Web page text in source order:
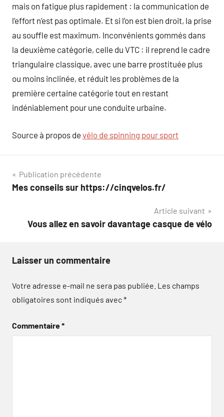
mais on fatigue plus rapidement : la communication de
l’effort n’est pas optimale. Et si l’on est bien droit, la prise
au souffle est maximum. Inconvénients gommés dans
la deuxième catégorie, celle du VTC : il reprend le cadre
triangulaire classique, avec une barre prostituée plus
ou moins inclinée, et réduit les problèmes de la
première certaine catégorie tout en restant
indéniablement pour une conduite urbaine.
Source à propos de vélo de spinning pour sport
Navigation
de
Publication précédente
Mes conseils sur https://cinqvelos.fr/
Article suivant
Vous allez en savoir davantage casque de vélo
Laisser un commentaire
Votre adresse e-mail ne sera pas publiée. Les champs
obligatoires sont indiqués avec*
Commentaire*